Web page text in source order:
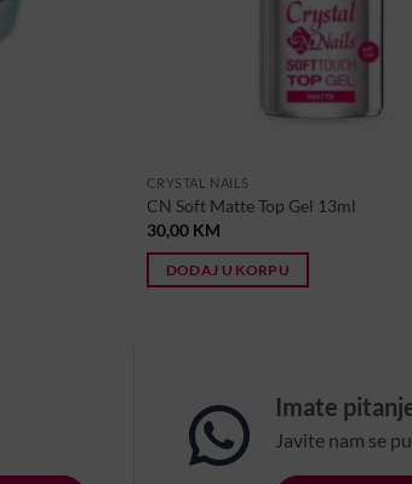
CRYSTAL NAILS
CN Soft Matte Top Gel 13ml
30,00 KM
DODAJ U KORPU
Imate
Javite nam se